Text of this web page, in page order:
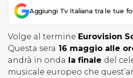
Aggiungi Tv Italiana tra le tue
Volge al termine Eurovision
Questa sera 16 maggio alle
andrà in onda la finale del
musicale europeo che